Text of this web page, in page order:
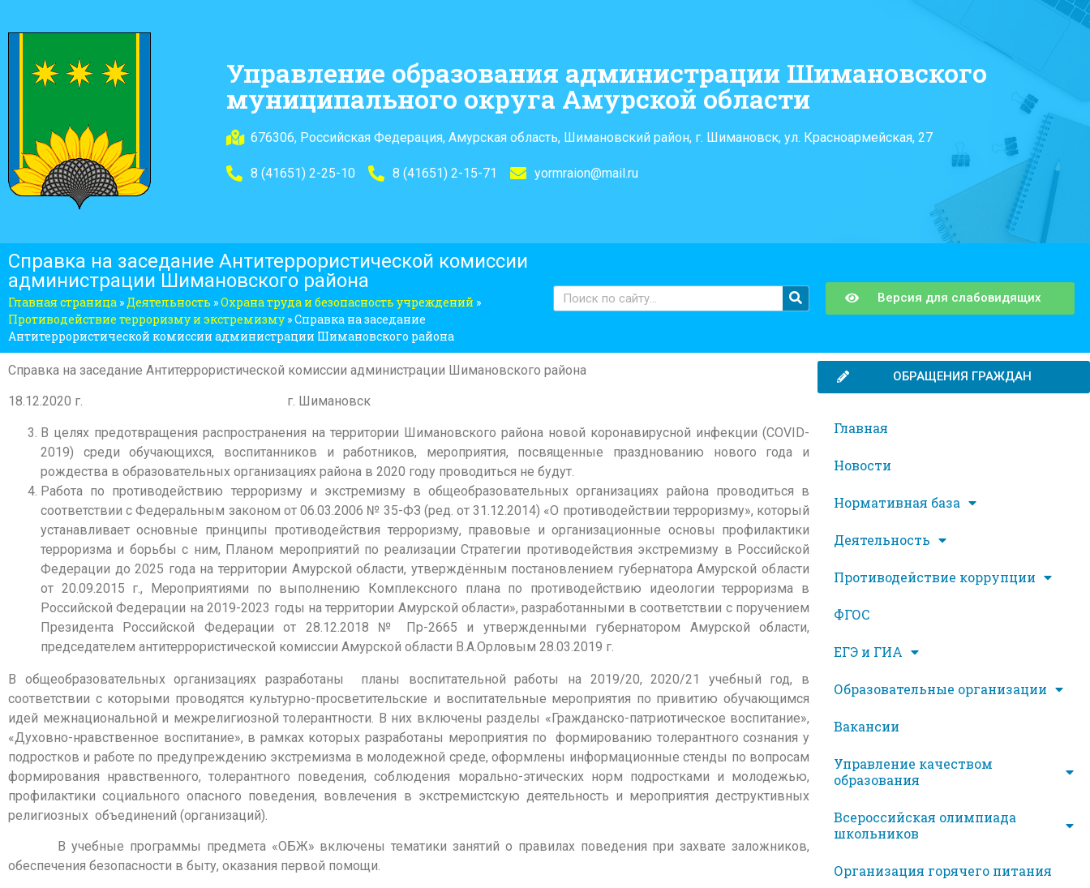
Управление образования администрации Шимановского
муниципального округа Амурской области
676306, Российская Федерация, Амурская область, Шимановский район, г. Шимановск, ул. Красноармейская, 27
8 (41651) 2-25-10 8 (41651) 2-15-71 yormraion@mail.ru
Справка на заседание Антитеррористической комиссии
администрации Шимановского района
Главная страница »Деятельность »Охрана труда и безопасность учреждений »
Противодействие терроризму и экстремизму »Справка на заседание
Антитеррористической комиссии администрации Шимановского района
Версия для слабовидящих
Справка на заседание Антитеррористической комиссии администрации Шимановского района
18.12.2020 г. г. Шимановск
В целях предотвращения распространения на территории Шимановского района новой коронавирусной инфекции (COVID-
2019) среди обучающихся, воспитанников и работников, мероприятия, посвященные празднованию нового года и
рождества в образовательных организациях района в 2020 году проводиться не будут.
Работа по противодействию терроризму и экстремизму в общеобразовательных организациях района проводиться в
соответствии с Федеральным законом от 06.03.2006 № 35-ФЗ (ред. от 31.12.2014) «О противодействии терроризму», который
устанавливает основные принципы противодействия терроризму, правовые и организационные основы профилактики
терроризма и борьбы с ним, Планом мероприятий по реализации Стратегии противодействия экстремизму в Российской
Федерации до 2025 года на территории Амурской области, утверждённым постановлением губернатора Амурской области
от 20.09.2015 г., Мероприятиями по выполнению Комплексного плана по противодействию идеологии терроризма в
Российской Федерации на 2019-2023 годы на территории Амурской области», разработанными в соответствии с поручением
Президента Российской Федерации от 28.12.2018 № Пр-2665 и утвержденными губернатором Амурской области,
председателем антитеррористической комиссии Амурской области В.А.Орловым 28.03.2019 г.
В общеобразовательных организациях разработаны планы воспитательной работы на 2019/20, 2020/21 учебный год, в
соответствии с которыми проводятся культурно-просветительские и воспитательные мероприятия по привитию обучающимся
идей межнациональной и межрелигиозной толерантности. В них включены разделы «Гражданско-патриотическое воспитание»,
«Духовно-нравственное воспитание», в рамках которых разработаны мероприятия по формированию толерантного сознания у
подростков и работе по предупреждению экстремизма в молодежной среде, оформлены информационные стенды по вопросам
формирования нравственного, толерантного поведения, соблюдения морально-этических норм подростками и молодежью,
профилактики социального опасного поведения, вовлечения в экстремистскую деятельность и мероприятия деструктивных
религиозных объединений (организаций).
В учебные программы предмета «ОБЖ» включены тематики занятий о правилах поведения при захвате заложников,
обеспечения безопасности в быту, оказания первой помощи.
ОБРАЩЕНИЯ ГРАЖДАН
Главная
Новости
Нормативная база
Деятельность
Противодействие коррупции
ФГОС
ЕГЭ и ГИА
Образовательные организации
Вакансии
Управление качеством
образования
Всероссийская олимпиада
школьников
Организация горячего питания